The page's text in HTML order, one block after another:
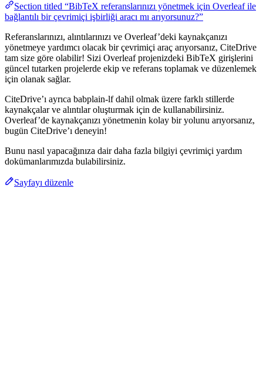
Section titled “BibTeX referanslarınızı yönetmek için Overleaf ile
bağlantılı bir çevrimiçi işbirliği aracı mı arıyorsunuz?”
Referanslarınızı, alıntılarınızı ve Overleaf’deki kaynakçanızı
yönetmeye yardımcı olacak bir çevrimiçi araç arıyorsanız, CiteDrive
tam size göre olabilir! Sizi Overleaf projenizdeki BibTeX girişlerini
güncel tutarken projelerde ekip ve referans toplamak ve düzenlemek
için olanak sağlar.
CiteDrive’ı ayrıca babplain-lf dahil olmak üzere farklı stillerde
kaynakçalar ve alıntılar oluşturmak için de kullanabilirsiniz.
Overleaf’de kaynakçanızı yönetmenin kolay bir yolunu arıyorsanız,
bugün CiteDrive’ı deneyin!
Bunu nasıl yapacağınıza dair daha fazla bilgiyi çevrimiçi yardım
dokümanlarımızda bulabilirsiniz.
Sayfayı düzenle